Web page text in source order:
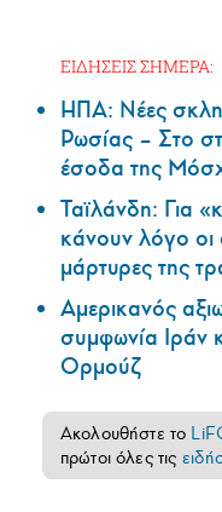
ΕΙΔΗΣΕΙΣ ΣΗΜΕΡΑ:
ΗΠΑ: Nέες
Ρωσίας – Στο
έσοδα της
Ταϊλάνδη: Για
κάνουν λόγο οι
μάρτυρες της
Αμερικανός
συμφωνία Ιράν
Ορμούζ
Ακολουθήστε το
πρώτοι όλες τις